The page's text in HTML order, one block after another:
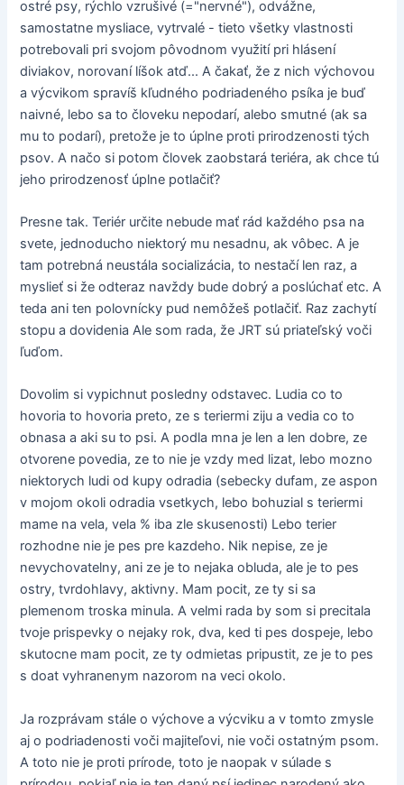
ostré psy, rýchlo vzrušivé (="nervné"), odvážne,
samostatne mysliace, vytrvalé - tieto všetky vlastnosti
potrebovali pri svojom pôvodnom využití pri hlásení
diviakov, norovaní líšok atď... A čakať, že z nich výchovou
a výcvikom spravíš kľudného podriadeného psíka je buď
naivné, lebo sa to človeku nepodarí, alebo smutné (ak sa
mu to podarí), pretože je to úplne proti prirodzenosti tých
psov. A načo si potom človek zaobstará teriéra, ak chce tú
jeho prirodzenosť úplne potlačiť?
Presne tak. Teriér určite nebude mať rád každého psa na
svete, jednoducho niektorý mu nesadnu, ak vôbec. A je
tam potrebná neustála socializácia, to nestačí len raz, a
myslieť si že odteraz navždy bude dobrý a poslúchať etc. A
teda ani ten polovnícky pud nemôžeš potlačiť. Raz zachytí
stopu a dovidenia Ale som rada, že JRT sú priateľský voči
ľuďom.
Dovolim si vypichnut posledny odstavec. Ludia co to
hovoria to hovoria preto, ze s teriermi ziju a vedia co to
obnasa a aki su to psi. A podla mna je len a len dobre, ze
otvorene povedia, ze to nie je vzdy med lizat, lebo mozno
niektorych ludi od kupy odradia (sebecky dufam, ze aspon
v mojom okoli odradia vsetkych, lebo bohuzial s teriermi
mame na vela, vela % iba zle skusenosti) Lebo terier
rozhodne nie je pes pre kazdeho. Nik nepise, ze je
nevychovatelny, ani ze je to nejaka obluda, ale je to pes
ostry, tvrdohlavy, aktivny. Mam pocit, ze ty si sa
plemenom troska minula. A velmi rada by som si precitala
tvoje prispevky o nejaky rok, dva, ked ti pes dospeje, lebo
skutocne mam pocit, ze ty odmietas pripustit, ze je to pes
s doat vyhranenym nazorom na veci okolo.
Ja rozprávam stále o výchove a výcviku a v tomto zmysle
aj o podriadenosti voči majiteľovi, nie voči ostatným psom.
A toto nie je proti prírode, toto je naopak v súlade s